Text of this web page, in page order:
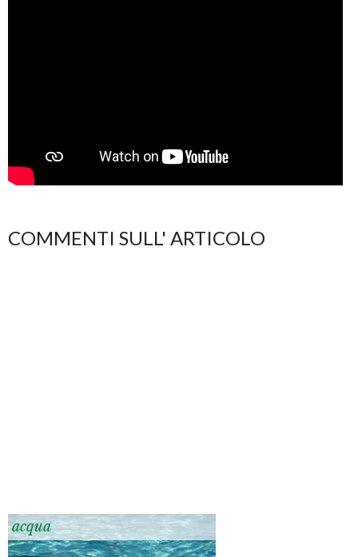
COMMENTI SULL' ARTICOLO
acqua